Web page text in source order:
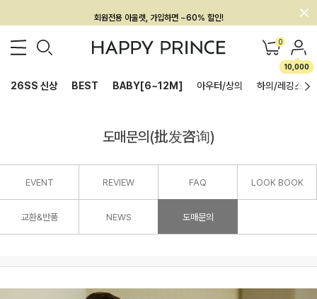
회원전용 아울렛, 가입하면 ~60% 할인!
멤버십 최대 28,000원 혜택 0
10,000
26SS 신상 BEST BABY[6~12M] 아우터/상의 하의/레깅스
도매문의(批发咨询)
EVENT REVIEW FAQ LOOK BOOK
교환&반품 NEWS 도매문의